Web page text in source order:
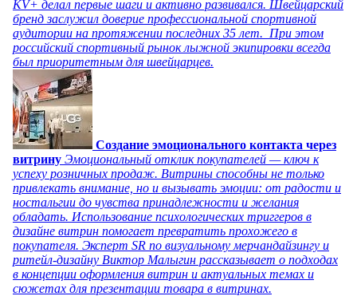
KV+ делал первые шаги и активно развивался. Швейцарский
бренд заслужил доверие профессиональной спортивной
аудитории на протяжении последних 35 лет. При этом
российский спортивный рынок лыжной экипировки всегда
был приоритетным для швейцарцев.
Создание эмоционального контакта через
витрину Эмоциональный отклик покупателей — ключ к
успеху розничных продаж. Витрины способны не только
привлекать внимание, но и вызывать эмоции: от радости и
ностальгии до чувства принадлежности и желания
обладать. Использование психологических триггеров в
дизайне витрин помогает превратить прохожего в
покупателя. Эксперт SR по визуальному мерчандайзингу и
ритейл-дизайну Виктор Малыгин рассказывает о подходах
в концепции оформления витрин и актуальных темах и
сюжетах для презентации товара в витринах.